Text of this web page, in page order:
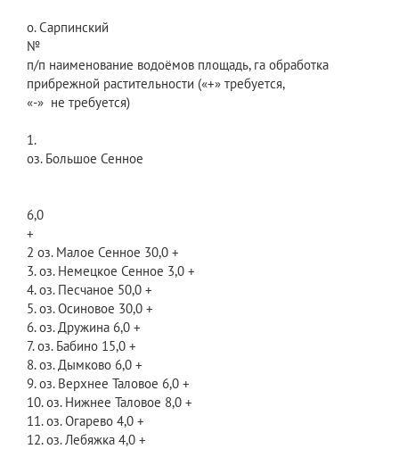
о. Сарпинский
№
п/п наименование водоёмов площадь, га обработка
прибрежной растительности («+» требуется,
«-» не требуется)
1.
оз. Большое Сенное
6,0
+
2 оз. Малое Сенное 30,0 +
3. оз. Немецкое Сенное 3,0 +
4. оз. Песчаное 50,0 +
5. оз. Осиновое 30,0 +
6. оз. Дружина 6,0 +
7. оз. Бабино 15,0 +
8. оз. Дымково 6,0 +
9. оз. Верхнее Таловое 6,0 +
10. оз. Нижнее Таловое 8,0 +
11. оз. Огарево 4,0 +
12. оз. Лебяжка 4,0 +